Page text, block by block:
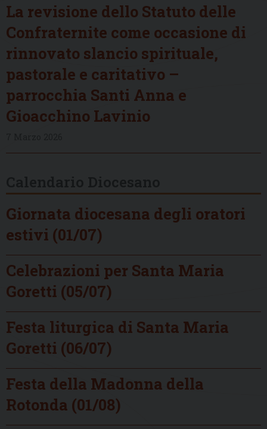
La revisione dello Statuto delle
Confraternite come occasione di
rinnovato slancio spirituale,
pastorale e caritativo –
parrocchia Santi Anna e
Gioacchino Lavinio
Giornata diocesana degli oratori
estivi (01/07)
Celebrazioni per Santa Maria
Goretti (05/07)
Festa liturgica di Santa Maria
Goretti (06/07)
Festa della Madonna della
Rotonda (01/08)